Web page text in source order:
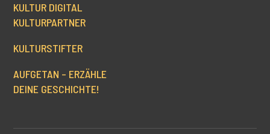
KULTUR DIGITAL
KULTURPARTNER
KULTURSTIFTER
AUFGETAN – ERZÄHLE
DEINE GESCHICHTE!